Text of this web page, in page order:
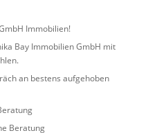
Immobilien!
Bay Immobilien GmbH mit
an bestens aufgehoben
Beratung